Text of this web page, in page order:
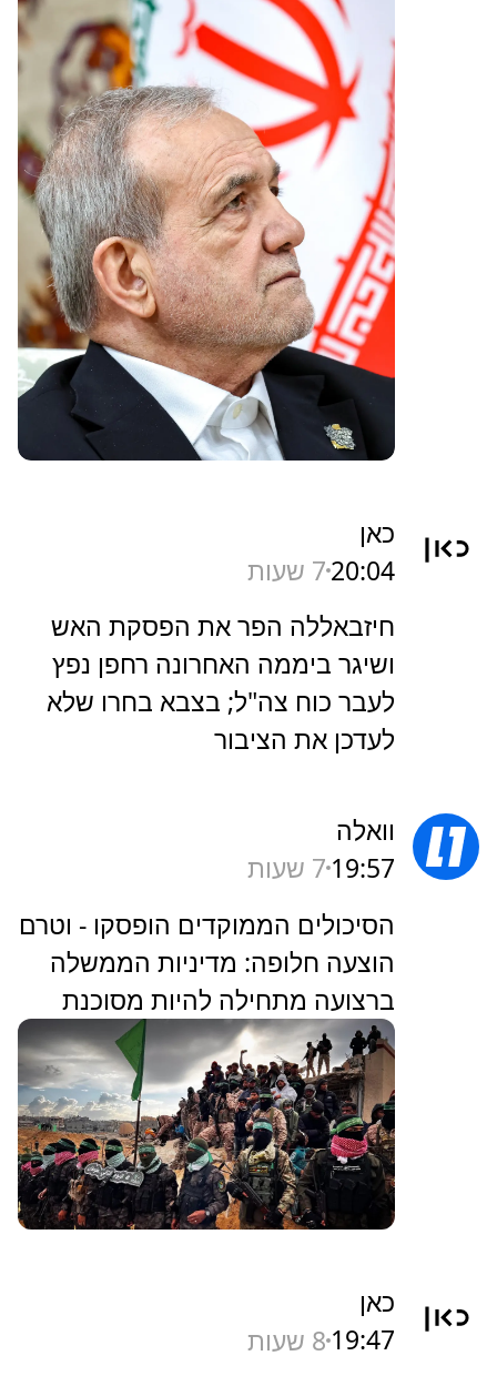
כאן
20:047 שעות
חיזבאללה הפר את הפסקת האש
ושיגר ביממה האחרונה רחפן נפץ
לעבר כוח צה"ל; בצבא בחרו שלא
לעדכן את הציבור
וואלה
19:57 7 שעות
הסיכולים הממוקדים הופסקו - וטרם
הוצעה חלופה: מדיניות הממשלה
ברצועה מתחילה להיות מסוכנת
כאן
19:47 8 שעות